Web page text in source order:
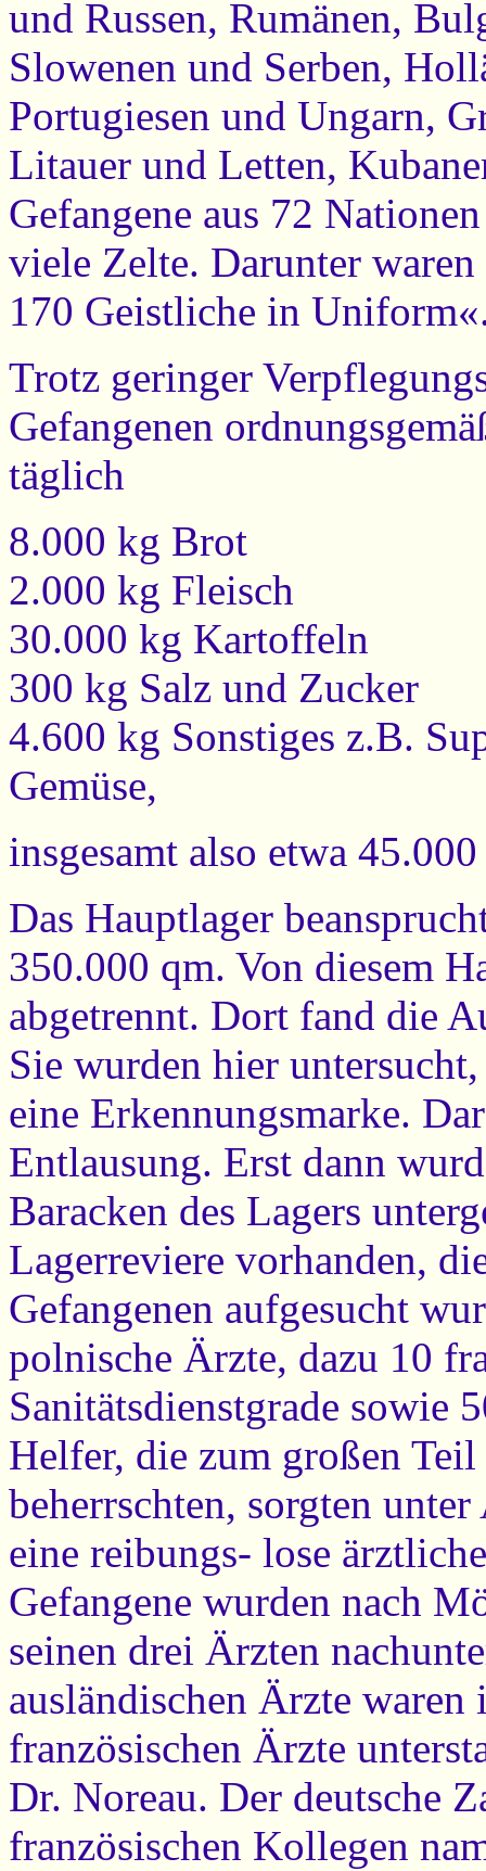
und Russen, Rumänen,
Slowenen und Serben,
Portugiesen und Ungarn,
Litauer und Letten,
Gefangene aus 72
viele Zelte. Darunter
170 Geistliche in
Trotz geringer
Gefangenen
täglich
8.000 kg Brot
2.000 kg Fleisch
30.000 kg Kartoffeln
300 kg Salz und Zucker
4.600 kg Sonstiges z.B.
Gemüse,
insgesamt also etwa
Das Hauptlager
350.000 qm. Von diesem
abgetrennt. Dort fand die
Sie wurden hier
eine Erkennungsmarke.
Entlausung. Erst dann
Baracken des Lagers
Lagerreviere vorhanden,
Gefangenen aufgesucht
polnische Ärzte, dazu 10
Sanitätsdienstgrade sowie
Helfer, die zum großen Teil
beherrschten, sorgten
eine reibungs- lose
Gefangene wurden nach
seinen drei Ärzten
ausländischen Ärzte
französischen Ärzte
Dr. Noreau. Der deutsche
französischen Kollegen